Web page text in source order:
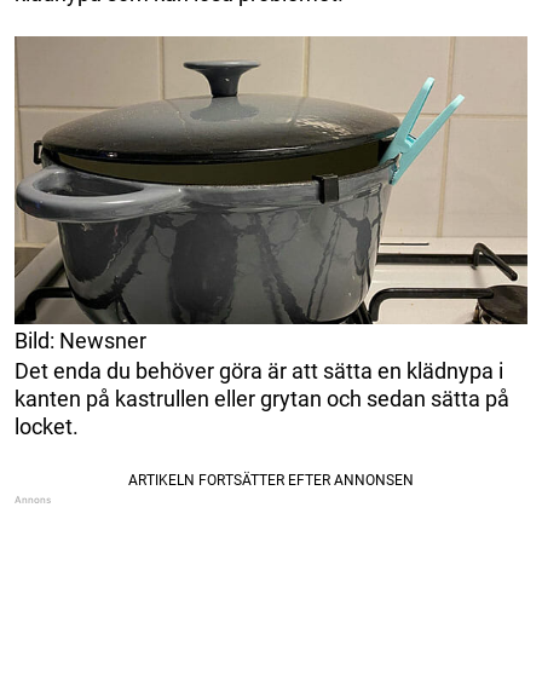
Bild: Newsner
Det enda du behöver göra är att sätta en klädnypa i
kanten på kastrullen eller grytan och sedan sätta på
locket.